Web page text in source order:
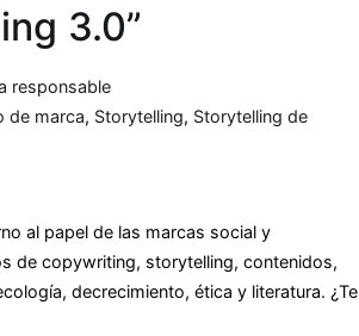
3.0”
responsable
de marca, Storytelling, Storytelling de
al papel de las marcas social y
de copywriting, storytelling, contenidos,
decrecimiento, ética y literatura. ¿Te